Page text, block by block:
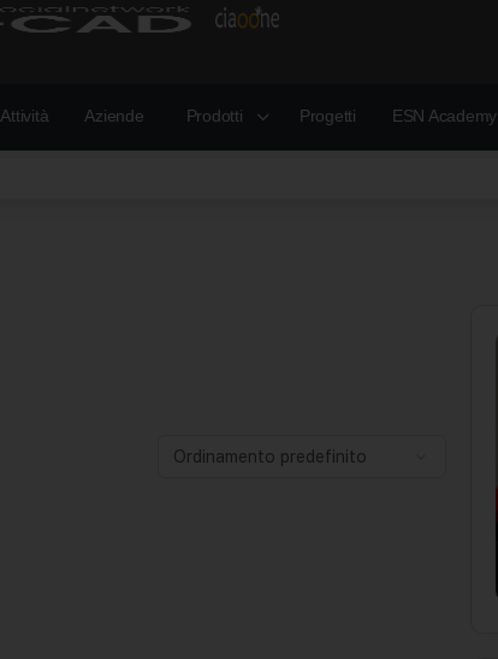
Attività Aziende Prodotti Progetti ESN Academy